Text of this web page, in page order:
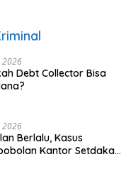
2026
Debt Collector Bisa
2026
Berlalu, Kasus
Kantor Setdakab